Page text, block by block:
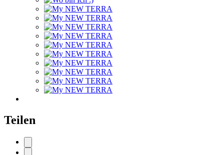
Teilen